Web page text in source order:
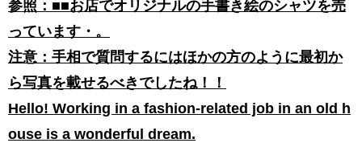
参照：■■お店でオリジナルの手書き絵のシャツを売
っています・。
注意：手相で質問するにはほかの方のように最初か
ら写真を載せるべきでしたね！！
​​Hello! Working in a fashion-related job in an old h
ouse is a wonderful dream.